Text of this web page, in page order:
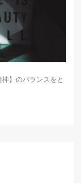
】のバランスをと